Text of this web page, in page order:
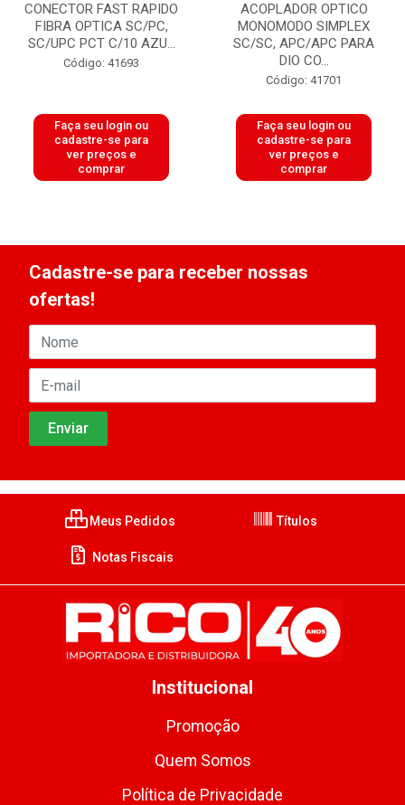
CONECTOR FAST RAPIDO
FIBRA OPTICA SC/PC,
SC/UPC PCT C/10 AZU...
Código: 41693
Faça seu login ou
cadastre-se para
ver preços e
comprar
ACOPLADOR OPTICO
MONOMODO SIMPLEX
SC/SC, APC/APC PARA
DIO CO...
Código: 41701
Faça seu login ou
cadastre-se para
ver preços e
comprar
Cadastre-se para receber nossas
ofertas!
Meus Pedidos Títulos
Notas Fiscais
Institucional
Promoção
Quem Somos
Política de Privacidade